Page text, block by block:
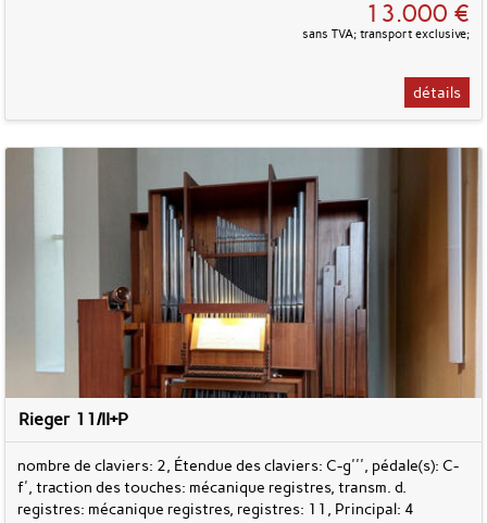
13.000 €
sans TVA; transport exclusive;
détails
Rieger 11/II+P
nombre de claviers: 2, Étendue des claviers: C-g''', pédale(s): C-
f', traction des touches: mécanique registres, transm. d.
registres: mécanique registres, registres: 11, Principal: 4